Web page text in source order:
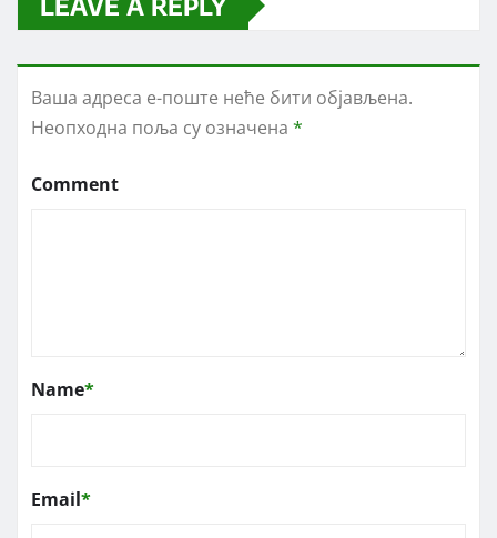
Ваша адреса е-поште неће бити објављена.
Неопходна поља су означена *
Comment
Name*
Email*